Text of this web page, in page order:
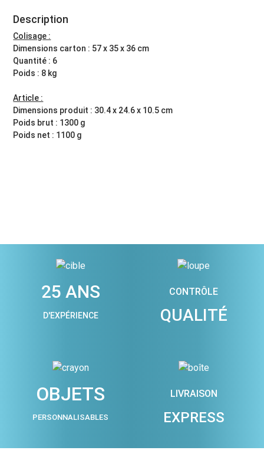
Description
Colisage :
Dimensions carton : 57 x 35 x 36 cm
Quantité : 6
Poids : 8 kg
Article :
Dimensions produit : 30.4 x 24.6 x 10.5 cm
Poids brut : 1300 g
Poids net : 1100 g
25 ANS
D'EXPÉRIENCE
CONTRÔLE
QUALITÉ
OBJETS
PERSONNALISABLES
LIVRAISON
EXPRESS